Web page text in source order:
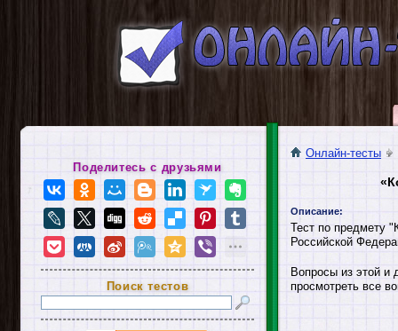
Онлайн-тесты
Описание:
Тест по предмету
Российской
Вопросы из этой и
просмотреть все
Поделитесь с друзьями
Поиск тестов